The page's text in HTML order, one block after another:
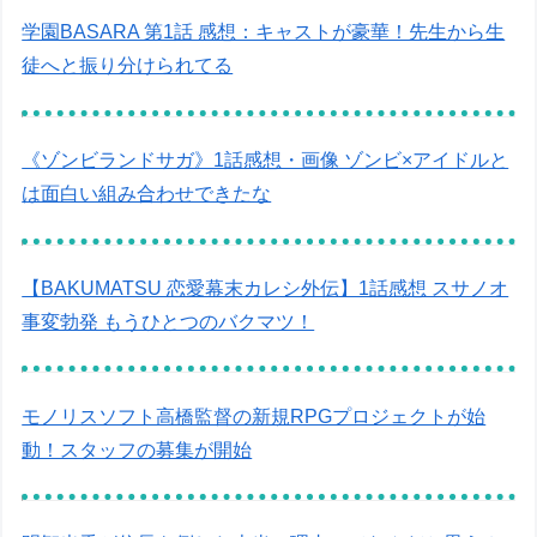
学園BASARA 第1話 感想：キャストが豪華！先生から生
徒へと振り分けられてる
《ゾンビランドサガ》1話感想・画像 ゾンビ×アイドルと
は面白い組み合わせできたな
【BAKUMATSU 恋愛幕末カレシ外伝】1話感想 スサノオ
事変勃発 もうひとつのバクマツ！
モノリスソフト高橋監督の新規RPGプロジェクトが始
動！スタッフの募集が開始